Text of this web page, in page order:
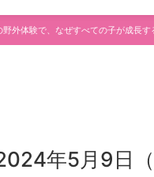
野外体験で、なぜすべての子が成長
年5月9日